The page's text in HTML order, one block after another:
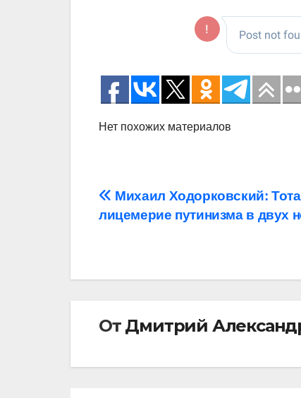
Нет похожих материалов
Навигация
по
Михаил Ходорковский:
лицемерие путинизма в двух
От Дмитрий